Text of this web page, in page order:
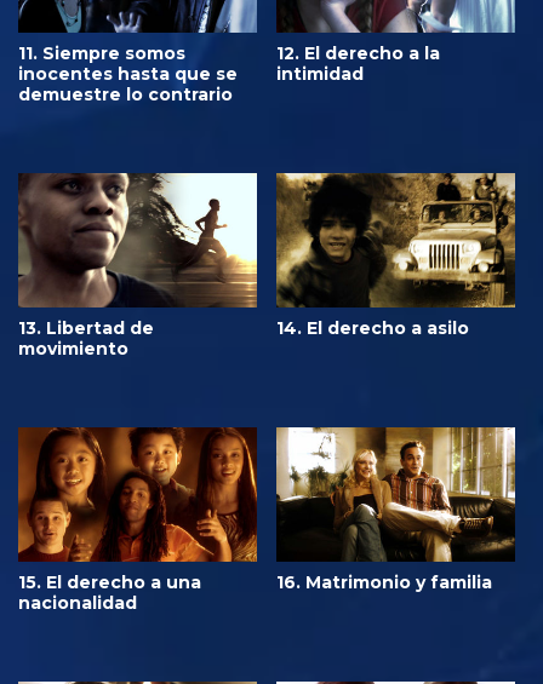
11. Siempre somos
inocentes hasta que se
demuestre lo contrario
12. El derecho a la
intimidad
13. Libertad de
movimiento
14. El derecho a asilo
15. El derecho a una
nacionalidad
16. Matrimonio y familia